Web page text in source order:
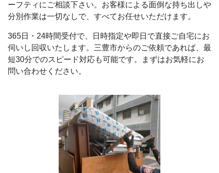
ーフティにご相談下さい。お客様による面倒な持ち出しや
分別作業は一切なしで、すべてお任せいただけます。
365日・24時間受付で、日時指定や即日で直接ご自宅にお
伺いし回収いたします。三豊市からのご依頼であれば、最
短30分でのスピード対応も可能です。まずはお気軽にお
問い合わせください。